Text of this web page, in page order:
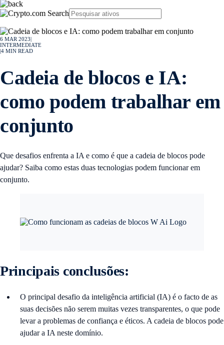
6 MAR 2023
INTERMEDIATE
4 MIN READ
Cadeia de blocos e IA:
como podem trabalhar em
conjunto
Que desafios enfrenta a IA e como é que a cadeia de blocos pode
ajudar? Saiba como estas duas tecnologias podem funcionar em
conjunto.
Principais conclusões:
O principal desafio da inteligência artificial (IA) é o facto de as
suas decisões não serem muitas vezes transparentes, o que pode
levar a problemas de confiança e éticos. A cadeia de blocos pode
ajudar a IA neste domínio.